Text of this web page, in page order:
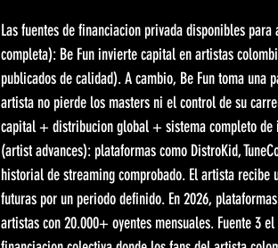
Las fuentes de financiacion privada disponibles
completa): Be Fun invierte capital en artistas
publicados de calidad). A cambio, Be Fun toma
artista no pierde los masters ni el control de su
capital + distribucion global + sistema completo de
(artist advances): plataformas como DistroKid,
historial de streaming comprobado. El artista recibe
futuras por un periodo definido. En 2026,
artistas con 20.000+ oyentes mensuales. Fuente 3